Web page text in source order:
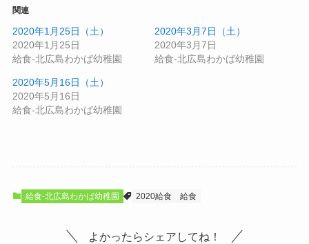
関連
2020年1月25日（土）
2020年1月25日
給食-北広島わかば幼稚園
2020年3月7日（土）
2020年3月7日
給食-北広島わかば幼稚園
2020年5月16日（土）
2020年5月16日
給食-北広島わかば幼稚園
給食-北広島わかば幼稚園 2020給食 給食
よかったらシェアしてね！